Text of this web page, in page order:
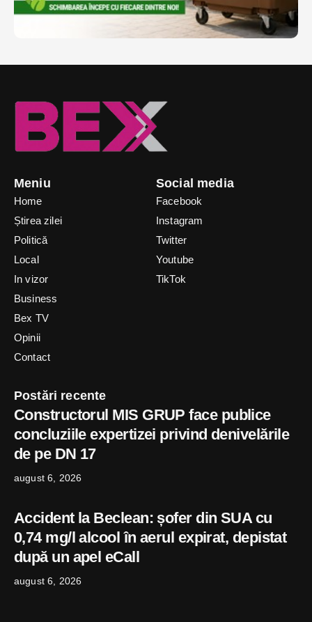
Meniu
Home
Știrea zilei
Politică
Local
In vizor
Business
Bex TV
Opinii
Contact
Social media
Facebook
Instagram
Twitter
Youtube
TikTok
Postări recente
Constructorul MIS GRUP face publice
concluziile expertizei privind denivelările
de pe DN 17
august 6, 2026
Accident la Beclean: șofer din SUA cu
0,74 mg/l alcool în aerul expirat, depistat
după un apel eCall
august 6, 2026